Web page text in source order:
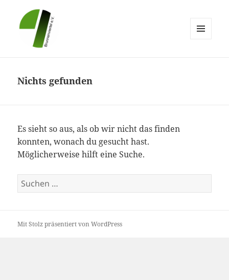
Nichts gefunden
Es sieht so aus, als ob wir nicht das finden
konnten, wonach du gesucht hast.
Möglicherweise hilft eine Suche.
Suchen
nach:
Mit Stolz präsentiert von WordPress